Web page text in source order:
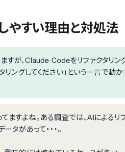
やすい理由と対処法
が、Claude Codeをリファクタリン
タリングしてください」という一言で
ますよね。ある調査では、AIによる
タがあって・・・。